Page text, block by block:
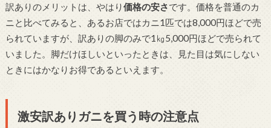
訳ありのメリットは、やはり価格の安さです。価格を普通のカ
ニと比べてみると、あるお店ではカニ1匹では8,000円ほどで売
られていますが、訳ありの脚のみで1㎏5,000円ほどで売られて
いました。脚だけほしいといったときは、見た目は気にしない
ときにはかなりお得であるといえます。
激安訳ありガニを買う時の注意点